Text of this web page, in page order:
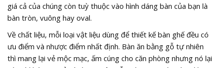
giá cả của chúng còn tuỳ thuộc vào hình dáng bàn của bạn là
bàn tròn, vuông hay oval.
Về chất liệu, mỗi loại vật liệu dùng để thiết kế bàn ghế đều có
ưu điểm và nhược điểm nhất định. Bàn ăn bằng gỗ tự nhiên
thì mang lại vẻ mộc mạc, ấm cúng cho căn phòng nhưng nó lại